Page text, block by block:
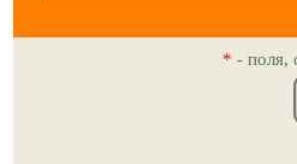
* - поля,